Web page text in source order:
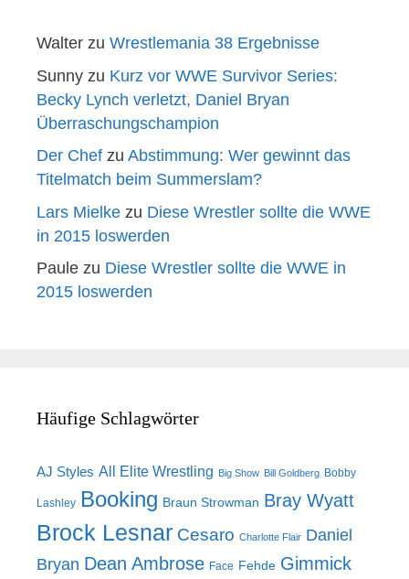
Walter zu Wrestlemania 38 Ergebnisse
Sunny zu Kurz vor WWE Survivor Series:
Becky Lynch verletzt, Daniel Bryan
Überraschungschampion
Der Chef zu Abstimmung: Wer gewinnt das
Titelmatch beim Summerslam?
Lars Mielke zu Diese Wrestler sollte die WWE
in 2015 loswerden
Paule zu Diese Wrestler sollte die WWE in
2015 loswerden
Häufige Schlagwörter
AJ Styles All Elite Wrestling Big Show Bill Goldberg Bobby
Lashley Booking Braun Strowman Bray Wyatt
Brock Lesnar Cesaro Charlotte Flair Daniel
Bryan Dean Ambrose Face Fehde Gimmick